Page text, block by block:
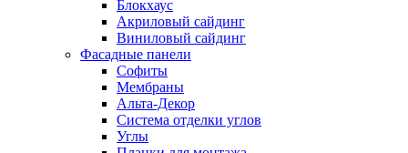
Блокхаус
Акриловый сайдинг
Виниловый сайдинг
Фасадные панели
Софиты
Мембраны
Альта-Декор
Система отделки углов
Углы